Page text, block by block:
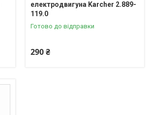
електродвигуна Karcher 2.889-
119.0
Готово до відправки
290 ₴